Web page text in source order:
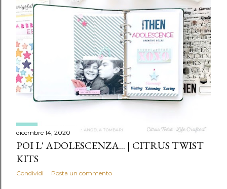
dicembre 14, 2020
POI L' ADOLESCENZA... | CITRUS TWIST
KITS
Condividi Posta un commento